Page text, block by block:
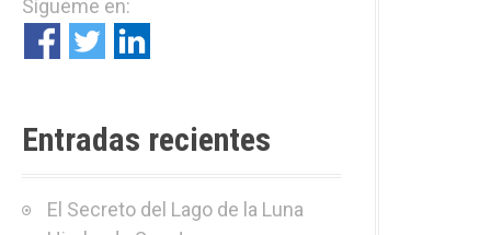
r
:
Sígueme en:
Entradas recientes
El Secreto del Lago de la Luna